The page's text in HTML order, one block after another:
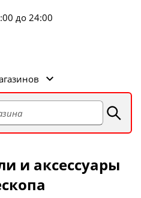
до 24:00
и аксессуары